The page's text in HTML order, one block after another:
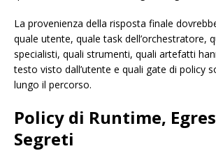
La provenienza della risposta finale
quale utente, quale task dell’orchestratore,
specialisti, quali strumenti, quali artefatti
testo visto dall’utente e quali gate di policy
lungo il percorso.
Policy di Runtime,
Segreti